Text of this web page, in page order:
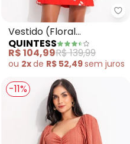
- Vestido (Marinho)
Vestido (Floral
Vermelho) em Viscose
Plana
QUINTESS
R$ 104,99R$ 139,99
ou 2xde R$ 52,49sem juros
-11%